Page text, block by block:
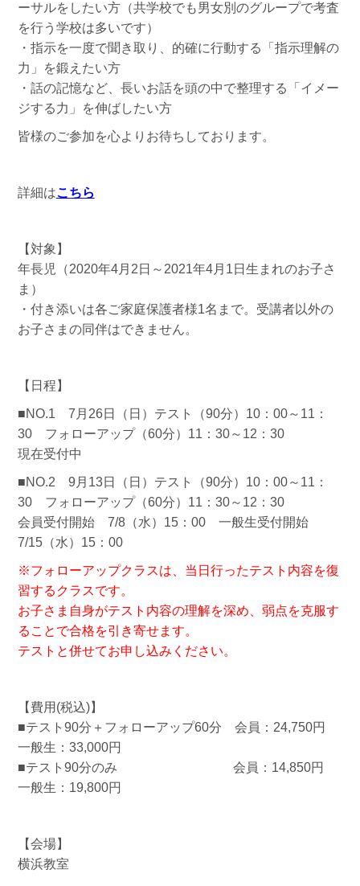
ーサルをしたい方（共学校でも男女別のグループで考査
を行う学校は多いです）
・指示を一度で聞き取り、的確に行動する「指示理解の
力」を鍛えたい方
・話の記憶など、長いお話を頭の中で整理する「イメー
ジする力」を伸ばしたい方
皆様のご参加を心よりお待ちしております。
詳細はこちら
【対象】
年長児（2020年4月2日～2021年4月1日生まれのお子さ
ま）
・付き添いは各ご家庭保護者様1名まで。受講者以外の
お子さまの同伴はできません。
【日程】
■NO.1 7月26日（日）テスト（90分）10：00～11：
30 フォローアップ（60分）11：30～12：30
現在受付中
■NO.2 9月13日（日）テスト（90分）10：00～11：
30 フォローアップ（60分）11：30～12：30
会員受付開始 7/8（水）15：00 一般生受付開始
7/15（水）15：00
※フォローアップクラスは、当日行ったテスト内容を復
習するクラスです。
お子さま自身がテスト内容の理解を深め、弱点を克服す
ることで合格を引き寄せます。
テストと併せてお申し込みください。
【費用(税込)】
■テスト90分＋フォローアップ60分 会員：24,750円
一般生：33,000円
■テスト90分のみ 会員：14,850円
一般生：19,800円
【会場】
横浜教室